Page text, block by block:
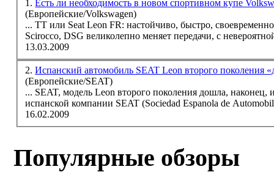
1.Есть ли необходимость в новом спортивном купе
(Европейские/Volkswagen)
... TT или SeatLeon FR: настойчиво, быстро,
Scirocco, DSG великолепно меняет передачи, с
13.03.2009
2.Испанский автомобиль SEAT Leon второго поколения
(Европейские/SEAT)
... SEAT, модельLeon второго поколения дошла, наконец, и до
испанской компании SEAT (Sociedad Espanola de
16.02.2009
Популярные обзоры